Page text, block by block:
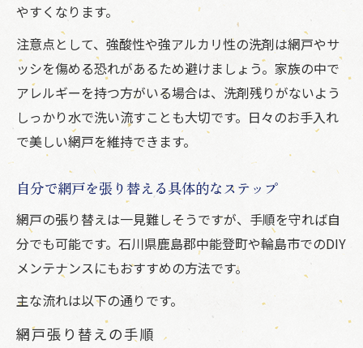
やすくなります。
注意点として、強酸性や強アルカリ性の洗剤は網戸やサ
ッシを傷める恐れがあるため避けましょう。家族の中で
アレルギーを持つ方がいる場合は、洗剤残りがないよう
しっかり水で洗い流すことも大切です。日々のお手入れ
で美しい網戸を維持できます。
自分で網戸を張り替える具体的なステップ
網戸の張り替えは一見難しそうですが、手順を守れば自
分でも可能です。石川県鹿島郡中能登町や輪島市でのDIY
メンテナンスにもおすすめの方法です。
主な流れは以下の通りです。
網戸張り替えの手順